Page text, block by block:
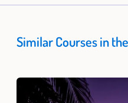
Similar Courses in